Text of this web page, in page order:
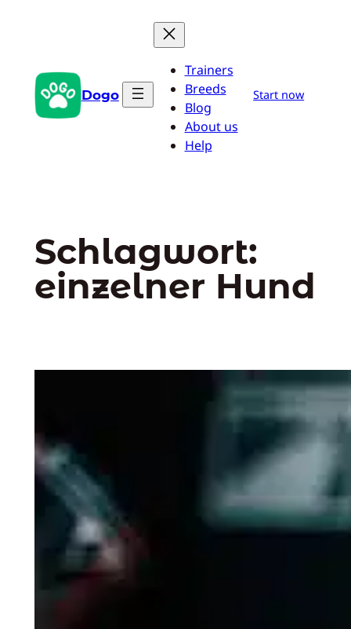
Dogo
Trainers
Breeds
Blog
About us
Help
Start now
Schlagwort:
einzelner Hund